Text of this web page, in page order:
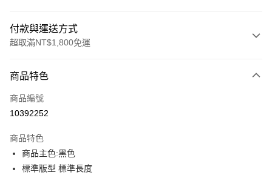
付款與運送方式
超取滿NT$1,800免運
信用卡一次付款
LINE Pay
街口支付
悠遊付
商品特色
商品編號
10392252
商品特色
商品主色:黑色
標準版型 標準長度